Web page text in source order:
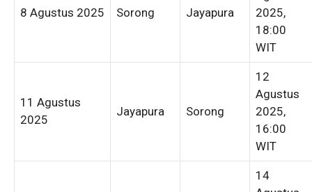
8 Agustus 2025 Sorong Jayapura
2025,
18:00
WIT
11 Agustus
2025
Jayapura Sorong
12
Agustus
2025,
16:00
WIT
14